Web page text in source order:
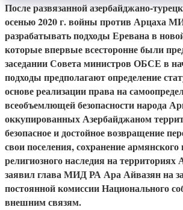
После развязанной азербайджано-
осенью 2020 г. войны против Арцаха
разрабатывать подходы Еревана в
которые впервые всесторонне были
заседании Совета министров ОБСЕ в
подходы предполагают определение
основе реализации права на
всеобъемлющей безопасности народа
оккупированных Азербайджаном
безопасное и достойное возвращение
свои поселения, сохранение армянского
религиозного наследия на
заявил глава МИД РА Ара Айвазян на
постоянной комиссии Национального
внешним связям.